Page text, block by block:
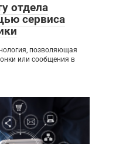
отдела
сервиса
позволяющая
или сообщения в